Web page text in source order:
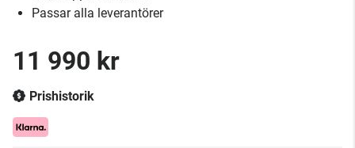
Passar alla leverantörer
11 990 kr
Prishistorik